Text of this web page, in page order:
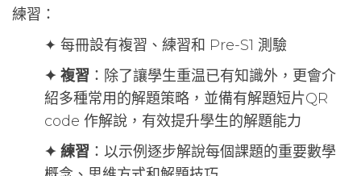
練習：
✦ 每冊設有複習、練習和 Pre-S1 測驗
✦ 複習 ：除了讓學生重温已有知識外，更會介
紹多種常用的解題策略，並備有解題短片QR
code 作解說，有效提升學生的解題能力
✦ 練習 ：以示例逐步解說每個課題的重要數學